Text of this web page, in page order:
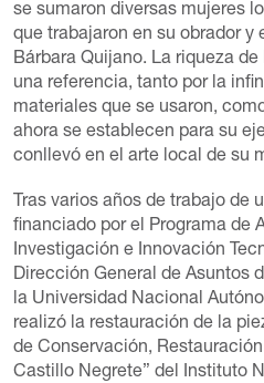
se sumaron diversas mujeres
que trabajaron en su obrador y
Bárbara Quijano. La riqueza
una referencia, tanto por la
materiales que se usaron,
ahora se establecen para su
conllevó en el arte local de su
Tras varios años de trabajo de
financiado por el Programa de
Investigación e Innovación
Dirección General de Asuntos
la Universidad Nacional
realizó la restauración de la
de Conservación,
Castillo Negrete” del Instituto